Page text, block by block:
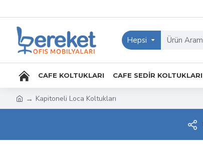
Hepsi
CAFE KOLTUKLARI CAFE SEDIR KOLTUKLARI
Kapitoneli Loca Koltukları